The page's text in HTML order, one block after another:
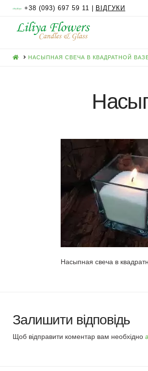
+38 (093) 697 59 11 | ВІДГУКИ
HOMEНАСЫПНАЯ СВЕЧА В КВАДРАТНОЙ
Насыпная свеча в
Залишити відповідь
Щоб відправити коментар вам необхідно